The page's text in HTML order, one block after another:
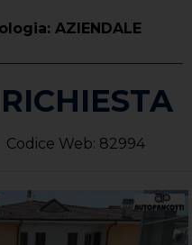
Codice Web: 82994
AZIENDALE